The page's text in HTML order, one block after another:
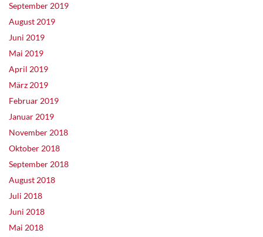
September 2019
August 2019
Juni 2019
Mai 2019
April 2019
März 2019
Februar 2019
Januar 2019
November 2018
Oktober 2018
September 2018
August 2018
Juli 2018
Juni 2018
Mai 2018